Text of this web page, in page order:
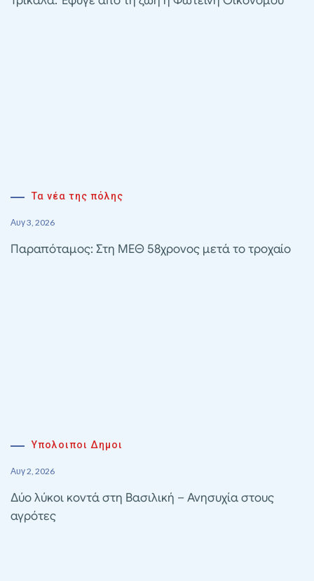
Τα νέα της πόλης
Αυγ 3, 2026
Παραπόταμος: Στη ΜΕΘ 58χρονος μετά το τροχαίο
Υπολοιποι Δημοι
Αυγ 2, 2026
Δύο λύκοι κοντά στη Βασιλική – Ανησυχία στους
αγρότες